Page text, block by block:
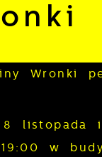
Wronki
listopada i
w